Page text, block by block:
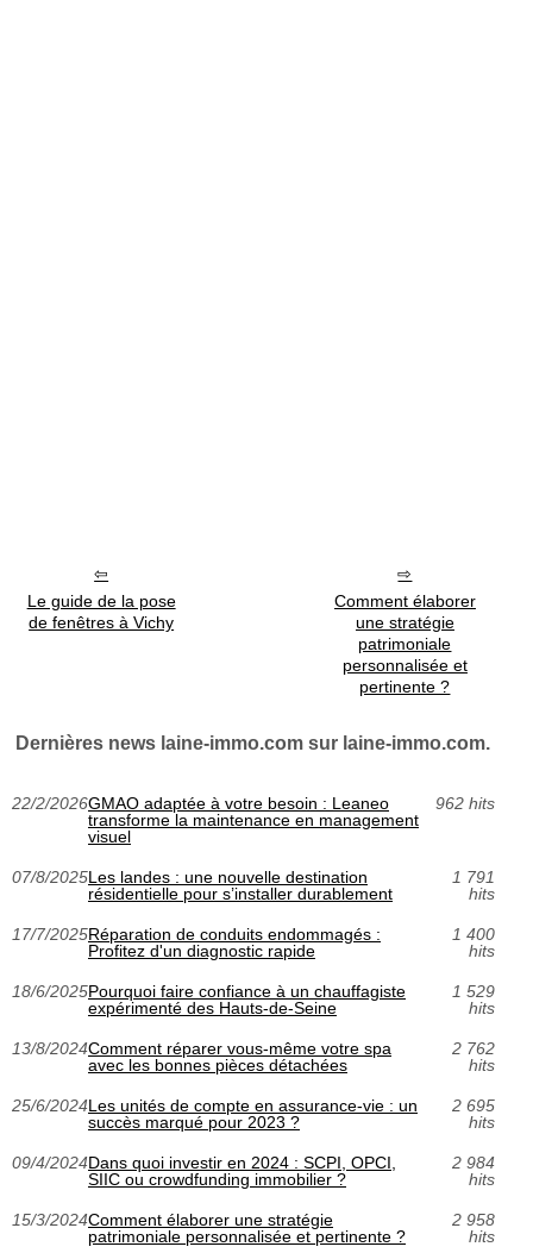
Le guide de la pose
de fenêtres à Vichy
Comment élaborer
une stratégie
patrimoniale
personnalisée et
pertinente ?
Dernières news laine-immo.com sur laine-immo.com.
22/2/2026GMAO adaptée à votre besoin : Leaneo
transforme la maintenance en management
visuel
962 hits
07/8/2025Les landes : une nouvelle destination
résidentielle pour s’installer durablement
1 791
hits
17/7/2025Réparation de conduits endommagés :
Profitez d'un diagnostic rapide
1 400
hits
18/6/2025Pourquoi faire confiance à un chauffagiste
expérimenté des Hauts-de-Seine
1 529
hits
13/8/2024Comment réparer vous-même votre spa
avec les bonnes pièces détachées
2 762
hits
25/6/2024Les unités de compte en assurance-vie : un
succès marqué pour 2023 ?
2 695
hits
09/4/2024Dans quoi investir en 2024 : SCPI, OPCI,
SIIC ou crowdfunding immobilier ?
2 984
hits
15/3/2024Comment élaborer une stratégie
patrimoniale personnalisée et pertinente ?
2 958
hits